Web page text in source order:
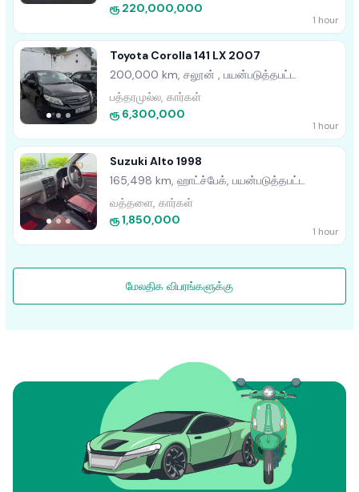
ரூ 220,000,000
1 hour
Toyota Corolla 141 LX 2007
200,000 km, சலூன் , பயன்படுத்தபட்ட
பத்தரமுல்ல, கார்கள்
ரூ 6,300,000
1 hour
Suzuki Alto 1998
165,498 km, ஹாட்ச்பேக், பயன்படுத்தபட்ட
வத்தளை, கார்கள்
ரூ 1,850,000
1 hour
மேலதிக விபரங்களுக்கு